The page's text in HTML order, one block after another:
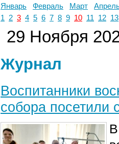
Январь Февраль Март
1
2 3 4 5 6 7 8 9 10 11 12 13
29 Ноября
Журнал
Воспитанники
собора посетили